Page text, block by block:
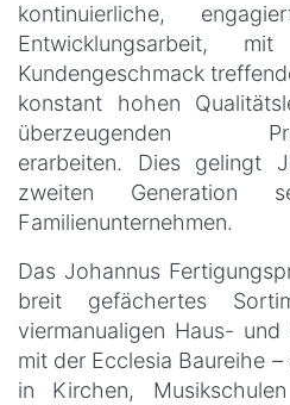
kontinuierliche,
Entwicklungsarbeit,
Kundengeschmack
konstant hohen
überzeugenden
erarbeiten. Dies gelingt
zweiten Generation
Familienunternehmen.
Das Johannus
breit gefächertes
viermanualigen Haus-
mit der Ecclesia Baureihe
in Kirchen,